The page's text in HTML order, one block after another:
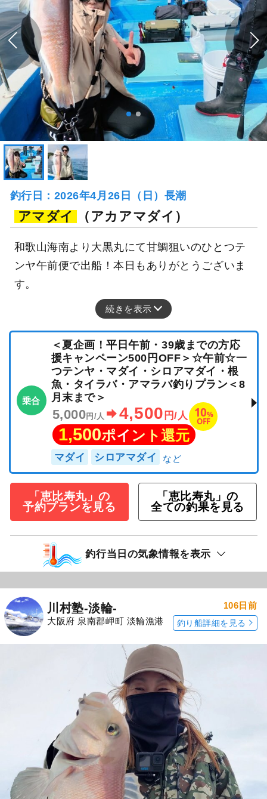
釣行日：2026年4月26日（日）長潮
アマダイ （アカアマダイ）
和歌山海南より大黒丸にて甘鯛狙いのひとつテ
ンヤ午前便で出船！本日もありがとうございま
す。
続きを表示
乗合
＜夏企画！平日午前・39歳までの方応
援キャンペーン500円OFF＞☆午前☆一
つテンヤ・マダイ・シロアマダイ・根
魚・タイラバ・アマラバ釣りプラン＜8
月末まで＞
5,000円/人 4,500 円/人 10%
OFF
1,500ポイント還元
マダイ シロアマダイ
「恵比寿丸」の
予約プランを見る
「恵比寿丸」の
全ての釣果を見る
釣行当日の気象情報を表示
川村塾-淡輪-
大阪府 泉南郡岬町 淡輪漁港
106日前
釣り船詳細を見る